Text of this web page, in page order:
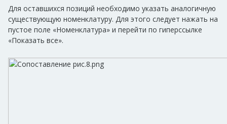
Для оставшихся позиций необходимо указать аналогичную
существующую номенклатуру. Для этого следует нажать на
пустое поле «Номенклатура» и перейти по гиперссылке
«Показать все».